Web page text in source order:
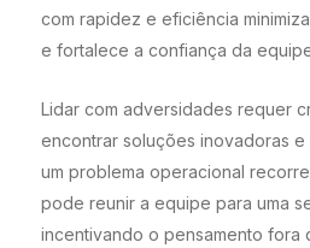
com rapidez e eficiência
e fortalece a confiança da
Lidar com adversidades requer
encontrar soluções inovadoras
um problema operacional
pode reunir a equipe para uma
incentivando o pensamento fora